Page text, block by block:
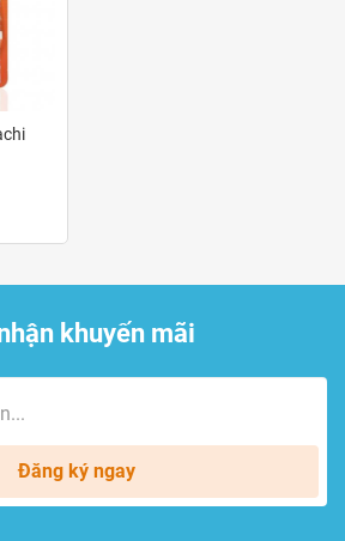
khuyến mãi
Đăng ký ngay